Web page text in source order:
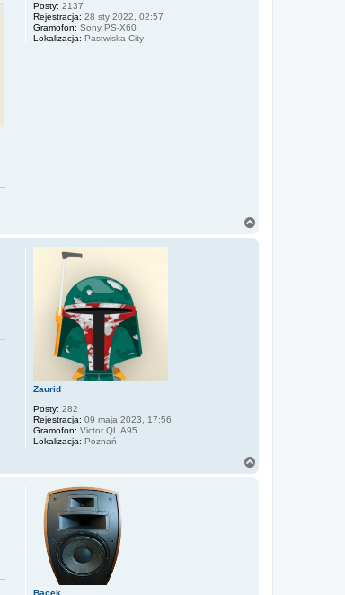
Posty: 2137
Rejestracja: 28 sty 2022, 02:57
Gramofon: Sony PS-X60
Lokalizacja: Pastwiska City
Zaurid
Posty: 282
Rejestracja: 09 maja 2023, 17:56
Gramofon: Victor QL A95
Lokalizacja: Poznań
Bacek